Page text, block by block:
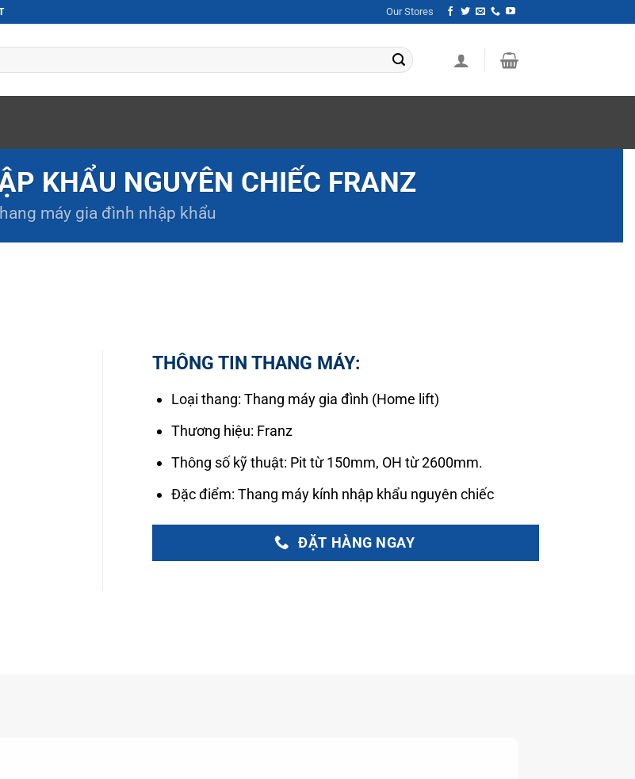
Our Stores
KHẨU NGUYÊN CHIẾC FRANZ
máy gia đình nhập khẩu
THÔNG TIN THANG MÁY:
Loại thang: Thang máy gia đình (Home lift)
Thương hiệu: Franz
Thông số kỹ thuật: Pit từ 150mm, OH từ 2600mm.
Đặc điểm: Thang máy kính nhập khẩu nguyên chiếc
ĐẶT HÀNG NGAY